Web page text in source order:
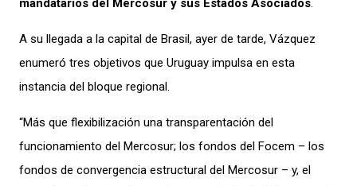
mandatarios del Mercosur y sus Estados Asociados.
A su llegada a la capital de Brasil, ayer de tarde, Vázquez
enumeró tres objetivos que Uruguay impulsa en esta
instancia del bloque regional.
“Más que flexibilización una transparentación del
funcionamiento del Mercosur; los fondos del Focem – los
fondos de convergencia estructural del Mercosur – y, el